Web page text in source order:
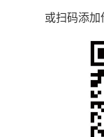
或扫码添